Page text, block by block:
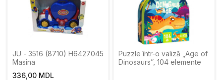
JU - 3516 (8710) H6427045
Masina
336,00 MDL
Puzzle într-o valiză „Age of
Dinosaurs”, 104 elemente